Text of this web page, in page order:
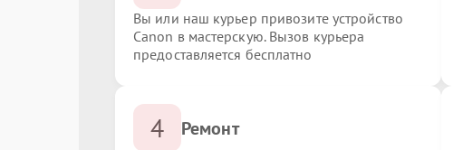
Вы или наш курьер привозите устройство
Canon в мастерскую. Вызов курьера
предоставляется бесплатно
4 Ремонт